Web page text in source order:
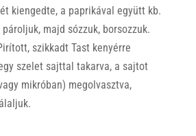
kiengedte, a paprikával együtt kb.
pároljuk, majd sózzuk, borsozzuk.
szikkadt Tast kenyérre
szelet sajttal takarva, a sajtot
mikróban) megolvasztva,